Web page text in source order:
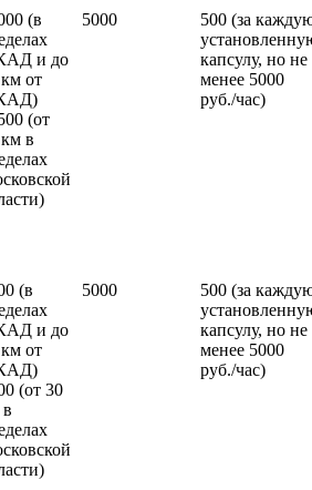
(в
и до
от
(от
в
5000
500 (за
капсулу, но не
менее 5000
руб./час)
(в
и до
от
(от 30
5000
500 (за
капсулу, но не
менее 5000
руб./час)